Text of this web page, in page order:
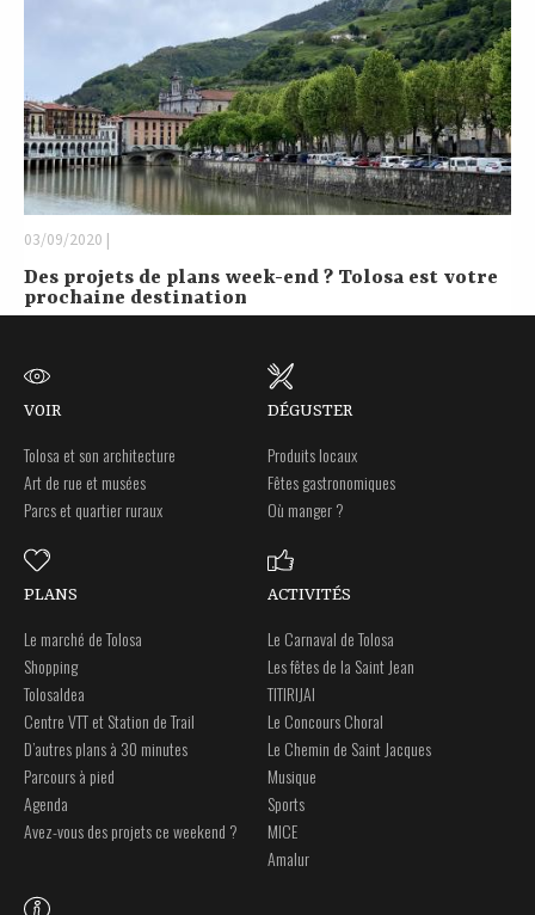
03/09/2020 |
Des projets de plans week-end ? Tolosa est votre
prochaine destination
VOIR
Tolosa et son architecture
Art de rue et musées
Parcs et quartier ruraux
DÉGUSTER
Produits locaux
Fêtes gastronomiques
Où manger ?
PLANS
Le marché de Tolosa
Shopping
Tolosaldea
Centre VTT et Station de Trail
D’autres plans à 30 minutes
Parcours à pied
Agenda
Avez-vous des projets ce weekend ?
ACTIVITÉS
Le Carnaval de Tolosa
Les fêtes de la Saint Jean
TITIRIJAI
Le Concours Choral
Le Chemin de Saint Jacques
Musique
Sports
MICE
Amalur